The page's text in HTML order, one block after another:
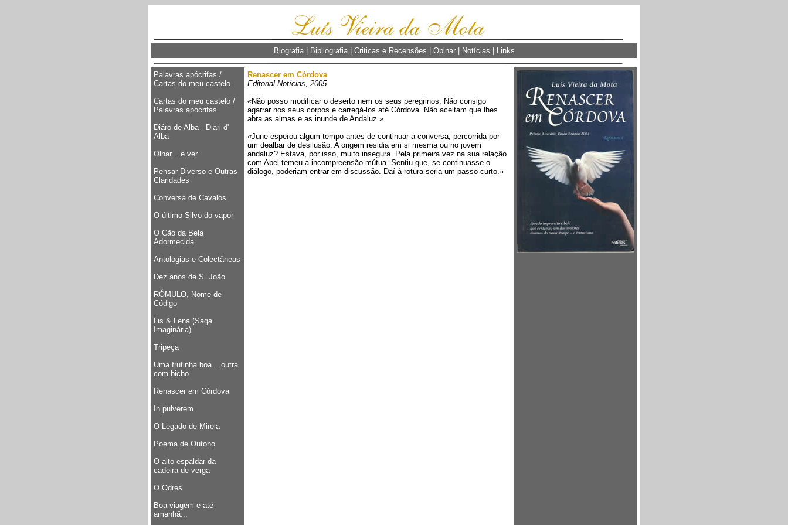
Biografia| Bibliografia| Criticas e Recensões Opinar| Notícias Links
Palavras apócrifas /
Cartas do meu castelo
Cartas do meu castelo /
Palavras apócrifas
Diáro de Alba - Diari d'
Alba
Olhar... e ver
Pensar Diverso e Outras
Claridades
Conversa de Cavalos
O último Silvo do vapor
O Cão da Bela
Adormecida
Antologias e Colectâneas
Dez anos de S. João
RÓMULO, Nome de
Código
Lis & Lena (Saga
Imaginária)
Tripeça
Uma frutinha boa... outra
com bicho
Renascer em Córdova
In pulverem
O Legado de Mireia
Poema de Outono
O alto espaldar da
cadeira de verga
O Odres
Boa viagem e até
amanhã...
Renascer em Córdova
Editorial Notícias, 2005
«Não posso modificar o deserto nem os seus peregrinos. Não consigo
agarrar nos seus corpos e carregá-los até Córdova. Não aceitam que lhes
abra as almas e as inunde de Andaluz.»
«June esperou algum tempo antes de continuar a conversa, percorrida por
um dealbar de desilusão. A origem residia em si mesma ou no jovem
andaluz? Estava, por isso, muito insegura. Pela primeira vez na sua relação
com Abel temeu a incompreensão mútua. Sentiu que, se continuasse o
diálogo, poderiam entrar em discussão. Daí à rotura seria um passo curto.»